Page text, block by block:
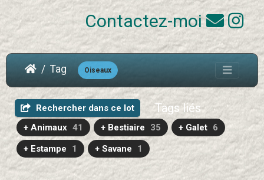
Contactez-moi
Tag Oiseaux
Rechercher dans ce lot Tags liés
+ Animaux 41 + Bestiaire 35 + Galet 6
+ Estampe
1 + Savane 1